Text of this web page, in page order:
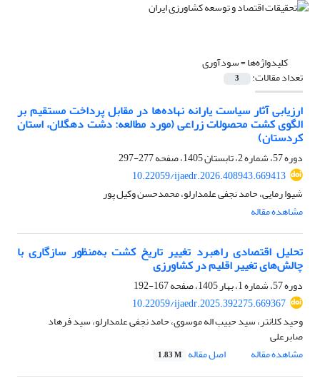
کلیدواژه‌ها =سودآوری
تعداد مقالات: 3
ارزیابی آثار سیاست یارانه نهاده‌ها در مقابل پرداخت مستقیم بر
الگوی کشت محصولات زراعی (مورد مطالعه: دشت دهگلان، استان
کردستان)
دوره 57، شماره 2، تابستان 1405، صفحه
277-297
10.22059/ijaedr.2026.408943.669413
شیوا رمایی، حامد نجفی علمدارلو، محمدحسن وکیل پور
مشاهده مقاله
تحلیل اقتصادی راهبرد تغییر تاریخ کشت به‌منظور سازگاری با
چالش‌های تغییر اقلیم در کشاورزی
دوره 57، شماره 1، بهار 1405، صفحه
167-192
10.22059/ijaedr.2025.392275.669367
وحید کلانتر، سید حبیب اله موسوی، حامد نجفی علمدارلو، سید فرهاد
صابرعلی
مشاهده مقاله
اصل مقاله 1.83 M